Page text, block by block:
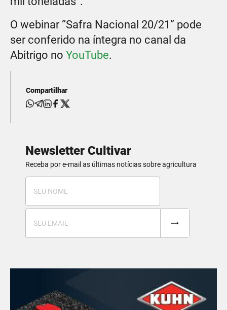
O webinar “Safra Nacional 20/21” pode
ser conferido na íntegra no canal da
Abitrigo no YouTube.
Compartilhar
Newsletter Cultivar
Receba por e-mail as últimas notícias sobre agricultura